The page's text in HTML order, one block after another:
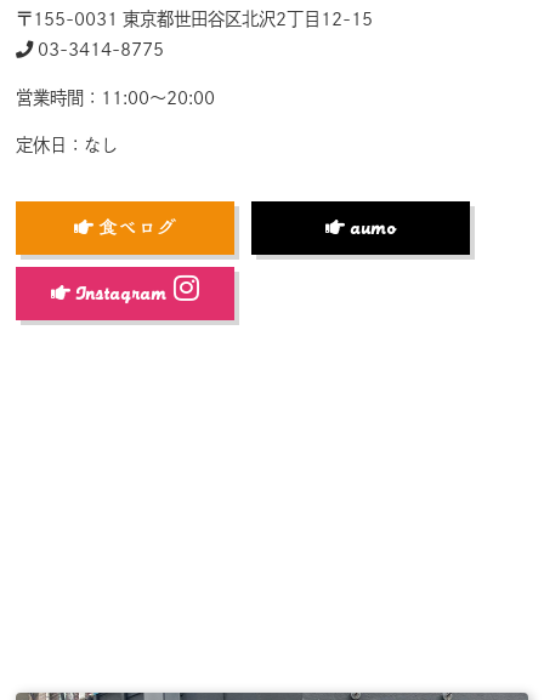
〒155-0031 東京都世田谷区北沢2丁目12-15
03-3414-8775
営業時間：11:00～20:00
定休日：なし
食べログ aumo
Instagram